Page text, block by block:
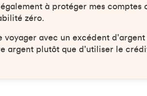
à protéger mes comptes
zéro.
voyager avec un excédent
argent plutôt que d'utiliser le